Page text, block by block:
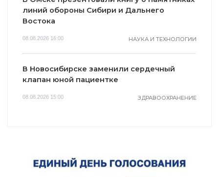
линий обороны Сибири и Дальнего
Востока
08.08.2026 16:00 НАУКА И ТЕХНОЛОГИИ
В Новосибирске заменили сердечный
клапан юной пациентке
08.08.2026 15:00 ЗДРАВООХРАНЕНИЕ